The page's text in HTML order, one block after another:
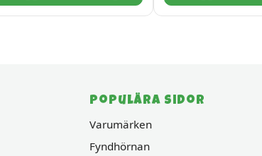
Populära sidor
Varumärken
Fyndhörnan